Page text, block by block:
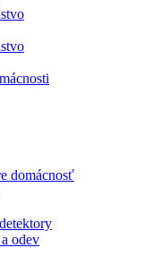
domácnosť
odev